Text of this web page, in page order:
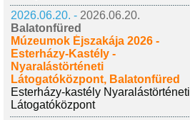
2026.06.20. - 2026.06.20.
Balatonfüred
Múzeumok Éjszakája 2026 -
Esterházy-Kastély -
Nyaralástörténeti
Látogatóközpont, Balatonfüred
Esterházy-kastély Nyaralástörténeti
Látogatóközpont